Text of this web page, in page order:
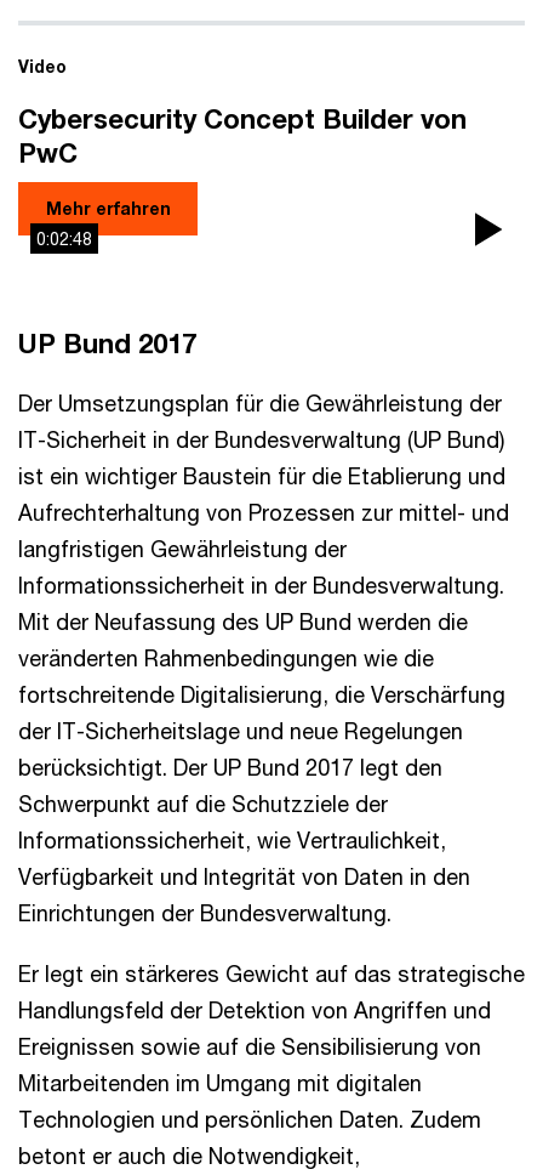
Video
Cybersecurity Concept Builder von
PwC
Mehr erfahren
0:02:48
UP Bund 2017
Der Umsetzungsplan für die Gewährleistung der
IT-Sicherheit in der Bundesverwaltung (UP Bund)
ist ein wichtiger Baustein für die Etablierung und
Aufrechterhaltung von Prozessen zur mittel- und
langfristigen Gewährleistung der
Informationssicherheit in der Bundesverwaltung.
Mit der Neufassung des UP Bund werden die
veränderten Rahmenbedingungen wie die
fortschreitende Digitalisierung, die Verschärfung
der IT-Sicherheitslage und neue Regelungen
berücksichtigt. Der UP Bund 2017 legt den
Schwerpunkt auf die Schutzziele der
Informationssicherheit, wie Vertraulichkeit,
Verfügbarkeit und Integrität von Daten in den
Einrichtungen der Bundesverwaltung.
Er legt ein stärkeres Gewicht auf das strategische
Handlungsfeld der Detektion von Angriffen und
Ereignissen sowie auf die Sensibilisierung von
Mitarbeitenden im Umgang mit digitalen
Technologien und persönlichen Daten. Zudem
betont er auch die Notwendigkeit,